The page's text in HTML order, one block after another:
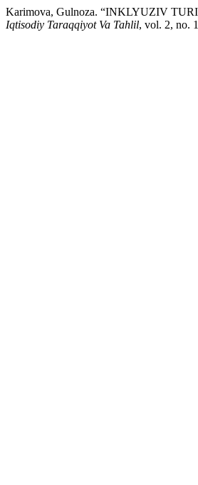
Karimova, Gulnoza. “INKLYUZIV
Iqtisodiy Taraqqiyot Va Tahlil, vol. 2, no.